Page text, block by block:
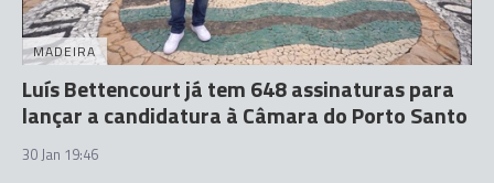
MADEIRA
Luís Bettencourt já tem 648 assinaturas para
lançar a candidatura à Câmara do Porto Santo
30 Jan 19:46